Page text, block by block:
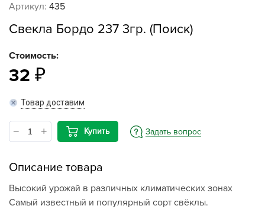
Артикул: 435
Свекла Бордо 237 3гр. (Поиск)
Стоимость:
32
Товар доставим
Купить Задать вопрос
Описание товара
Высокий урожай в различных климатических зонах
Самый известный и популярный сорт свёклы.